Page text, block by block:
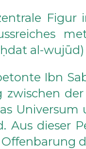
Figur
al-
Ibn
zwischen
Aus dieser